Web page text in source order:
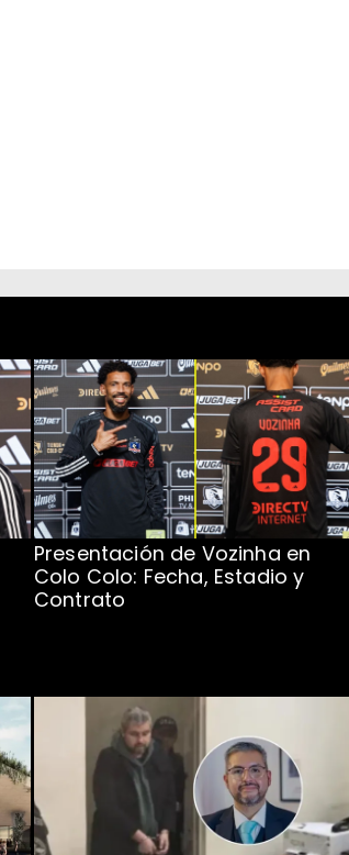
Presentación de Vozinha en
Colo Colo: Fecha, Estadio y
Contrato